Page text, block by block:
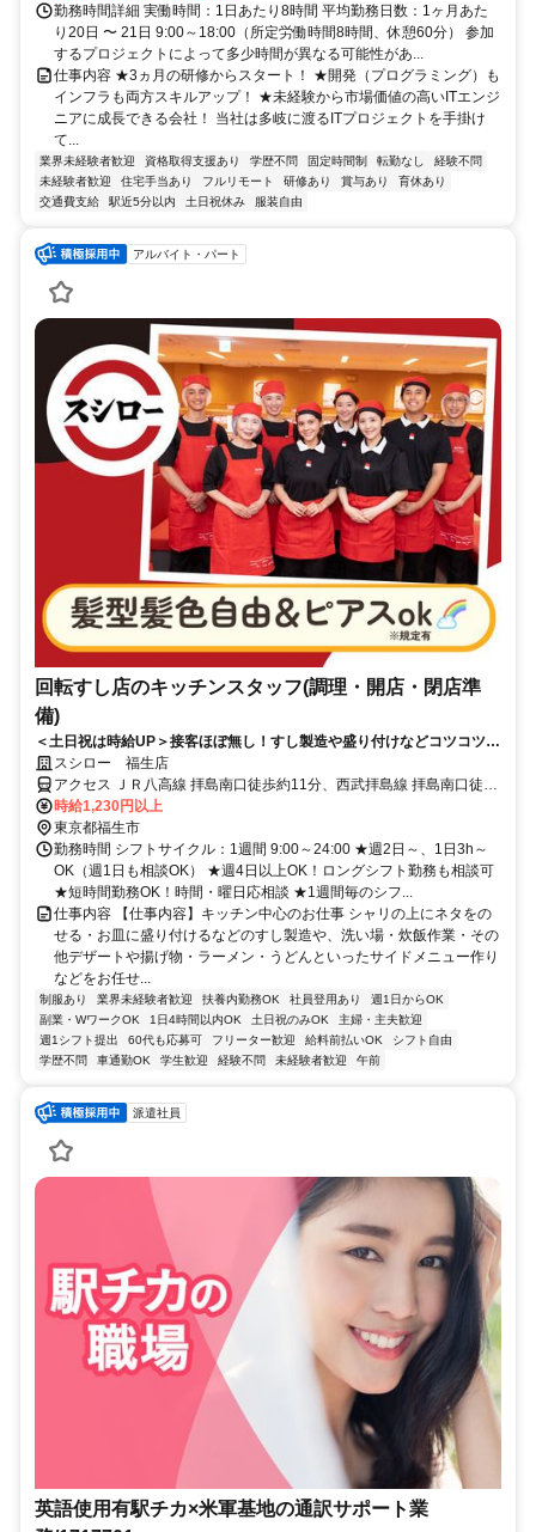
勤務時間詳細 実働時間：1日あたり8時間 平均勤務日数：1ヶ月あた
り20日 〜 21日 9:00～18:00（所定労働時間8時間、休憩60分） 参加
するプロジェクトによって多少時間が異なる可能性があ...
仕事内容 ★3ヵ月の研修からスタート！ ★開発（プログラミング）も
インフラも両方スキルアップ！ ★未経験から市場価値の高いITエンジ
ニアに成長できる会社！ 当社は多岐に渡るITプロジェクトを手掛け
て...
業界未経験者歓迎 資格取得支援あり 学歴不問 固定時間制 転勤なし
経験不問
未経験者歓迎
住宅手当あり フルリモート 研修あり 賞与あり
育休あり
交通費支給
駅近5分以内 土日祝休み 服装自由
アルバイト・パート
回転すし店のキッチンスタッフ(調理・開店・閉店準
備)
＜土日祝は時給UP＞接客ほぼ無し！すし製造や盛り付けなどコツコツ働
けるスシロー 福生店
アクセス ＪＲ八高線 拝島南口徒歩約11分、西武拝島線 拝島南口徒歩
約11分、ＪＲ青梅線/ＪＲ中央本線 拝島南口徒歩約11分
時給1,230円以上
東京都福生市
勤務時間 シフトサイクル：1週間 9:00～24:00 ★週2日～、1日3h～
OK（週1日も相談OK） ★週4日以上OK！ロングシフト勤務も相談可
★短時間勤務OK！時間・曜日応相談 ★1週間毎のシフ...
仕事内容 【仕事内容】キッチン中心のお仕事 シャリの上にネタをの
せる・お皿に盛り付けるなどのすし製造や、洗い場・炊飯作業・その
他デザートや揚げ物・ラーメン・うどんといったサイドメニュー作り
などをお任せ...
制服あり 業界未経験者歓迎 扶養内勤務OK 社員登用あり
週1日からOK
副業・WワークOK
1日4時間以内OK 土日祝のみOK
主婦・主夫歓迎
週1シフト提出
60代も応募可 フリーター歓迎 給料前払いOK
シフト自由
学歴不問
車通勤OK 学生歓迎 経験不問 未経験者歓迎 午前
派遣社員
英語使用有駅チカ×米軍基地の通訳サポート業